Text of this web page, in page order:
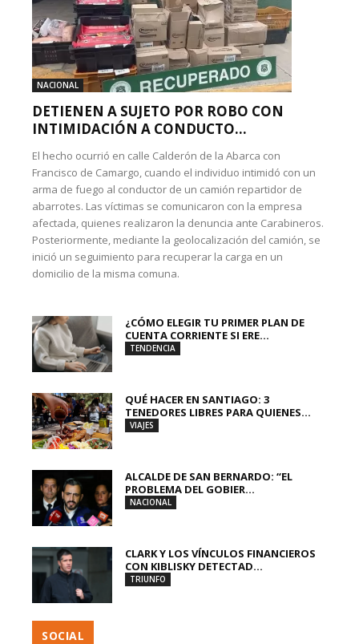
NACIONAL
DETIENEN A SUJETO POR ROBO CON
INTIMIDACIÓN A CONDUCTO...
El hecho ocurrió en calle Calderón de la Abarca con
Francisco de Camargo, cuando el individuo intimidó con un
arma de fuego al conductor de un camión repartidor de
abarrotes. Las víctimas se comunicaron con la empresa
afectada, quienes realizaron la denuncia ante Carabineros.
Posteriormente, mediante la geolocalización del camión, se
inició un seguimiento para recuperar la carga en un
domicilio de la misma comuna.
¿CÓMO ELEGIR TU PRIMER PLAN DE
CUENTA CORRIENTE SI ERE...
TENDENCIA
QUÉ HACER EN SANTIAGO: 3
TENEDORES LIBRES PARA QUIENES...
VIAJES
ALCALDE DE SAN BERNARDO: “EL
PROBLEMA DEL GOBIER...
NACIONAL
CLARK Y LOS VÍNCULOS FINANCIEROS
CON KIBLISKY DETECTAD...
TRIUNFO
SOCIAL